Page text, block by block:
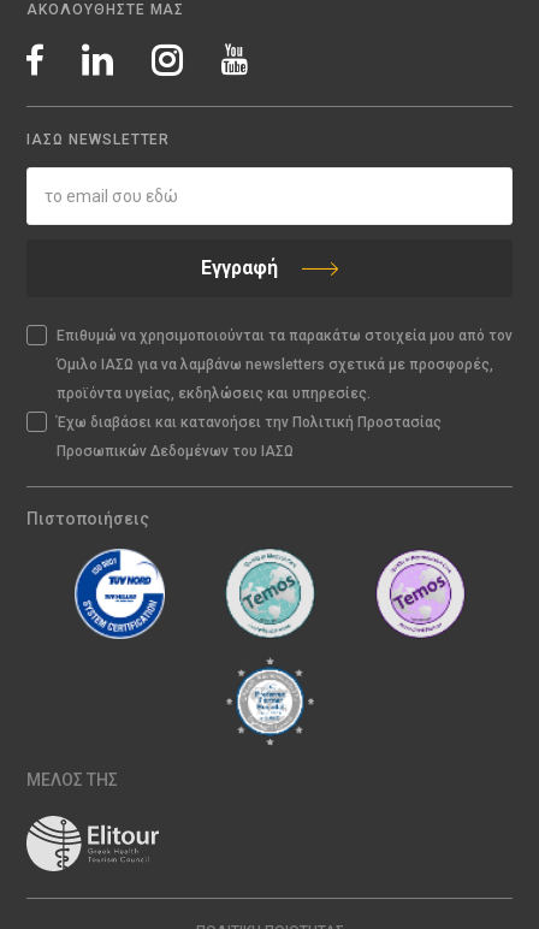
ΑΚΟΛΟΥΘΗΣΤΕ ΜΑΣ
ΙΑΣΩ NEWSLETTER
Εγγραφή
Επιθυμώ να χρησιμοποιούνται τα παρακάτω στοιχεία μου από τον
Όμιλο ΙΑΣΩ για να λαμβάνω newsletters σχετικά με προσφορές,
προϊόντα υγείας, εκδηλώσεις και υπηρεσίες.
Έχω διαβάσει και κατανοήσει την Πολιτική Προστασίας
Προσωπικών Δεδομένων του ΙΑΣΩ
Πιστοποιήσεις
ΜΕΛΟΣ ΤΗΣ